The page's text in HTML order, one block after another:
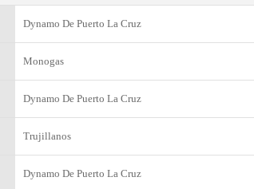
Dynamo De Puerto La Cruz
Monogas
Dynamo De Puerto La Cruz
Trujillanos
Dynamo De Puerto La Cruz